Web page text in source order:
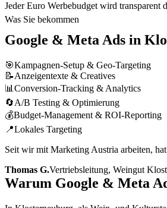
Jeder Euro Werbebudget wird transparent
Was Sie bekommen
Google & Meta Ads in
🎯Kampagnen-Setup & Geo-Targeting
📝Anzeigentexte & Creatives
📊 Conversion-Tracking & Analytics
🔄A/B Testing & Optimierung
💰Budget-Management & ROI-Reporting
📍Lokales Targeting
Seit wir mit Marketing Austria arbeiten,
Thomas G.Vertriebsleitung, Weingut
Warum Google & Meta